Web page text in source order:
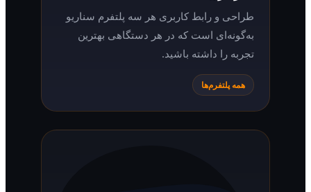
طراحی و رابط کاربری هر سه پلتفرم سناریو
به‌گونه‌ای است که در هر دستگاهی بهترین
تجربه را داشته باشید.
همه پلتفرم‌ها